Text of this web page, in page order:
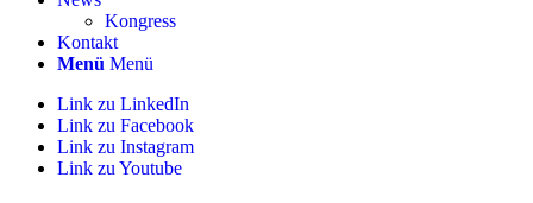
Kongress
Kontakt
Menü Menü
Link zu LinkedIn
Link zu Facebook
Link zu Instagram
Link zu Youtube